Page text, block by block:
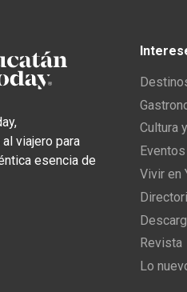
viajero para
esencia de
Cultura
Vivir en
Revista
Lo